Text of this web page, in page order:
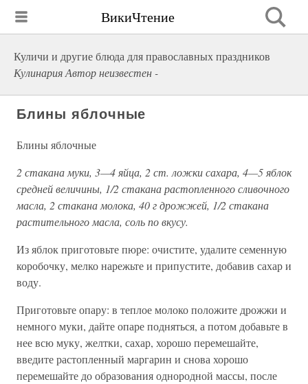
ВикиЧтение
Куличи и другие блюда для православных праздников
Кулинария Автор неизвестен -
Блины яблочные
Блины яблочные
2 стакана муки, 3—4 яйца, 2 ст. ложки сахара, 4—5 яблок
средней величины, 1/2 стакана растопленного сливочного
масла, 2 стакана молока, 40 г дрожжей, 1/2 стакана
растительного масла, соль по вкусу.
Из яблок приготовьте пюре: очистите, удалите семенную
коробочку, мелко нарежьте и припустите, добавив сахар и
воду.
Приготовьте опару: в теплое молоко положите дрожжи и
немного муки, дайте опаре подняться, а потом добавьте в
нее всю муку, желтки, сахар, хорошо перемешайте,
введите растопленный маргарин и снова хорошо
перемешайте до образования однородной массы, после